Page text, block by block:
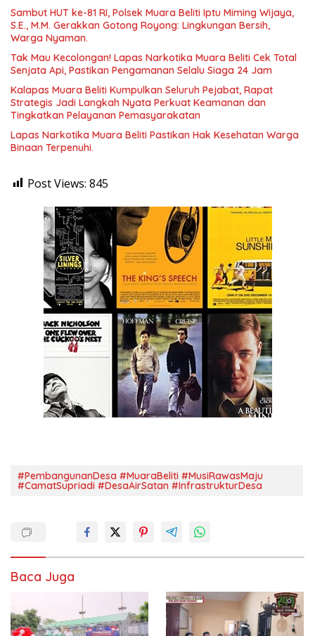
Sambut HUT ke-81 RI, Polsek Muara Beliti Iptu Miming Wijaya,
S.E., M.M. Gerakkan Gotong Royong: Lingkungan Bersih,
Warga Nyaman.
Tak Mau Kecolongan! Lapas Narkotika Muara Beliti Cek Total
Senjata Api, Pastikan Pengamanan Selalu Siaga 24 Jam
Kalapas Muara Beliti Kumpulkan Seluruh Pejabat, Rapat
Strategis Jadi Langkah Nyata Perkuat Keamanan dan
Tingkatkan Pelayanan Pemasyarakatan
Lapas Narkotika Muara Beliti Pastikan Hak Kesehatan Warga
Binaan Terpenuhi.
Post Views: 845
#PembangunanDesa #MuaraBeliti #MusiRawasMaju
#CamatSupriadi #DesaAirSatan #InfrastrukturDesa
Baca Juga